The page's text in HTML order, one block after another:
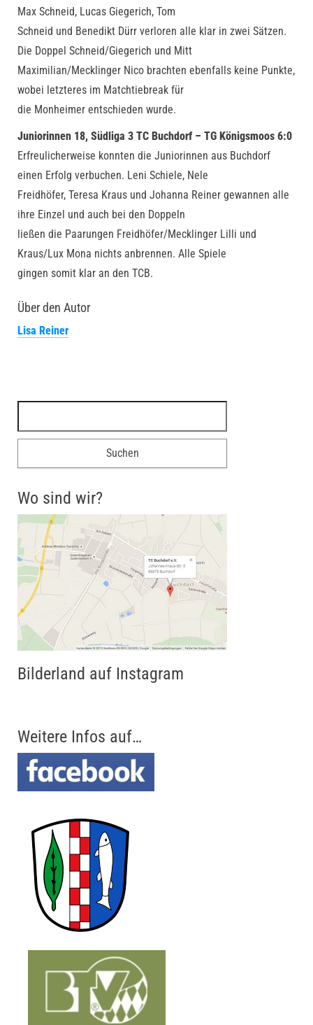
Max Schneid, Lucas Giegerich, Tom
Schneid und Benedikt Dürr verloren alle klar in zwei Sätzen.
Die Doppel Schneid/Giegerich und Mitt
Maximilian/Mecklinger Nico brachten ebenfalls keine Punkte,
wobei letzteres im Matchtiebreak für
die Monheimer entschieden wurde.
Juniorinnen 18, Südliga 3 TC Buchdorf – TG Königsmoos 6:0
Erfreulicherweise konnten die Juniorinnen aus Buchdorf
einen Erfolg verbuchen. Leni Schiele, Nele
Freidhöfer, Teresa Kraus und Johanna Reiner gewannen alle
ihre Einzel und auch bei den Doppeln
ließen die Paarungen Freidhöfer/Mecklinger Lilli und
Kraus/Lux Mona nichts anbrennen. Alle Spiele
gingen somit klar an den TCB.
Über den Autor
Lisa Reiner
Wo sind wir?
Bilderland auf Instagram
Weitere Infos auf…